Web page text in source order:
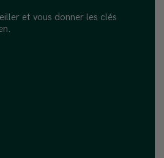
et vous donner les clés